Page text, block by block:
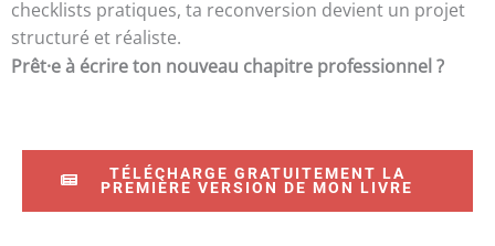
checklists pratiques, ta reconversion devient un projet
structuré et réaliste.
Prêt·e à écrire ton nouveau chapitre professionnel ?
TÉLÉCHARGE GRATUITEMENT LA
PREMIÈRE VERSION DE MON LIVRE